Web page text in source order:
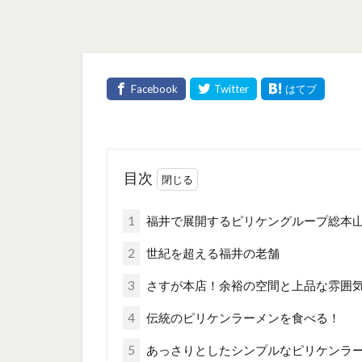
目次
1 福井で展開するピリケングループ総本
2 世紀を超える福井の老舗
3 さすが本店！余裕の空間と上品な雰囲
4 伝統のピリケンラーメンを食べる！
5 あっさりとしたシンプルなピリケンラ